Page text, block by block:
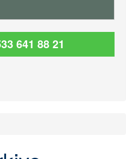
641 88 21